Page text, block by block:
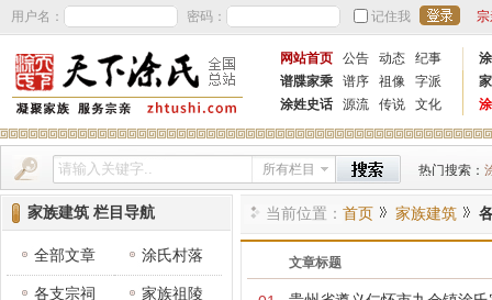
用户名： 密码： 记住我
网站首页 公告 动态 纪事
谱牒家乘
谱序 祖像 字派
涂姓史话
源流 传说 文化
所有栏目 热门搜索：
当前位置： 首页 家族建筑
文章标题
家族建筑 栏目导航
全部文章 涂氏村落
各支宗祠 家族祖陵